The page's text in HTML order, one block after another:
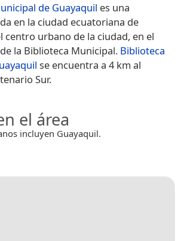
de Guayaquil es una
en la ciudad ecuatoriana de
centro urbano de la ciudad, en el
la Biblioteca Municipal. Biblioteca
se encuentra a 4 km al
Sur.
el área
incluyen Guayaquil.